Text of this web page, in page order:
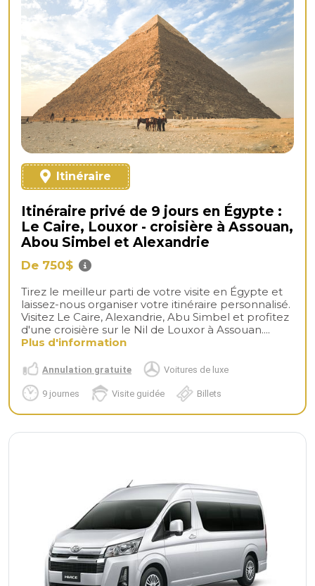
Itinéraire
Itinéraire privé de 9 jours en Égypte :
Le Caire, Louxor - croisière à Assouan,
Abou Simbel et Alexandrie
De 750$
Tirez le meilleur parti de votre visite en Égypte et
laissez-nous organiser votre itinéraire personnalisé.
Visitez Le Caire, Alexandrie, Abu Simbel et profitez
d'une croisière sur le Nil de Louxor à Assouan....
Plus d'information
Annulation gratuite Voitures de luxe
9 journes Visite guidée Billets